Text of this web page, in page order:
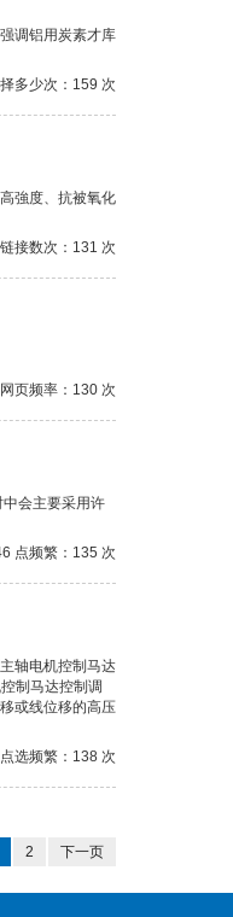
调铝用炭素才库
多少次：159 次
強度、抗被氧化
接数次：131 次
页频率：130 次
会主要采用许
点频繁：135 次
轴电机控制马达
制马达控制调
或线位移的高压
选频繁：138 次
2 下一页